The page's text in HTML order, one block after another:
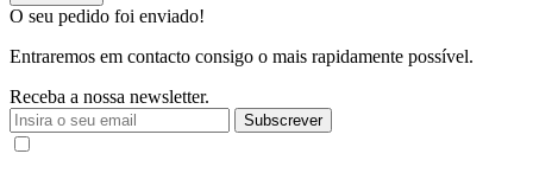
O seu pedido foi enviado!
Entraremos em contacto consigo o mais rapidamente possível.
Receba a nossa newsletter.
Subscrever